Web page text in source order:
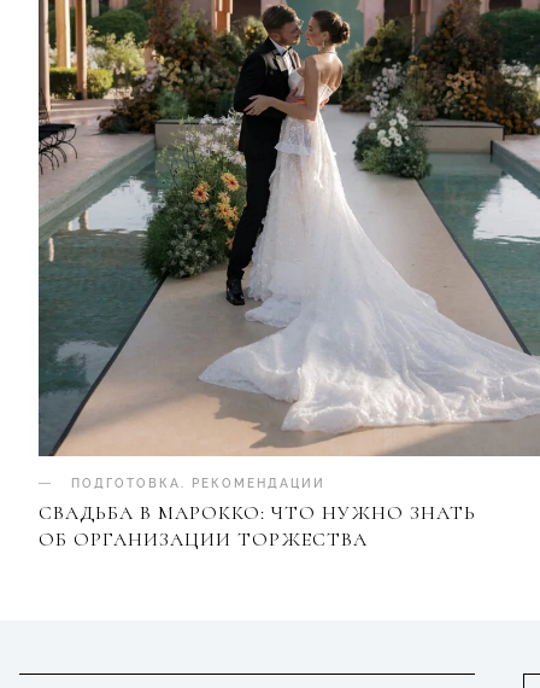
ПОДГОТОВКА РЕКОМЕНДАЦИИ
СВАДЬБА В МАРОККО: ЧТО НУЖНО ЗНАТЬ
ОБ ОРГАНИЗАЦИИ ТОРЖЕСТВА